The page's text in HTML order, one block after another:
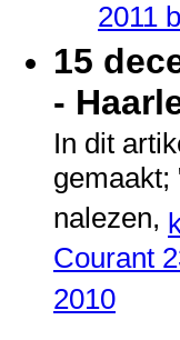
2011
15
-
In dit
nalezen,
Courant
2010